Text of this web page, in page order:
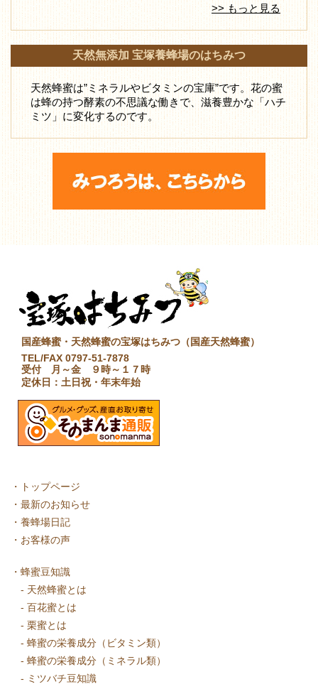
>> もっと見る
天然無添加 宝塚養蜂場のはちみつ
天然蜂蜜は”ミネラルやビタミンの宝庫”です。花の蜜
は蜂の持つ酵素の不思議な働きで、滋養豊かな「ハチ
ミツ」に変化するのです。
国産蜂蜜・天然蜂蜜の宝塚はちみつ（国産天然蜂蜜）
TEL/FAX 0797-51-7878
受付 月～金 ９時～１７時
定休日：土日祝・年末年始
・
トップページ
・ 最新のお知らせ
・ 養蜂場日記
・ お客様の声
・ 蜂蜜豆知識
- 天然蜂蜜とは
- 百花蜜とは
- 栗蜜とは
- 蜂蜜の栄養成分（ビタミン類）
- 蜂蜜の栄養成分（ミネラル類）
- ミツバチ豆知識